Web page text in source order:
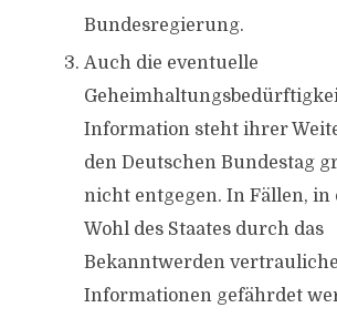
Bundesregierung.
Auch die eventuelle
Information steht ihrer
den Deutschen Bundestag
nicht entgegen. In Fällen, in
Wohl des Staates durch das
Bekanntwerden
Informationen gefährdet